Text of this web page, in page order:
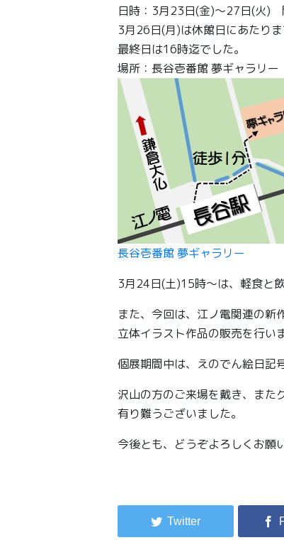
日時：3月23日(金)～27日(火)
3月26日(月)は休館日にあたりま
最終日は16時迄でした。
場所：長谷壱番館 夢ギャラリー
長谷壱番館 夢ギャラリー
3月24日(土)15時～は、軽食と
また、今回は、江ノ電関連の新
立体イラスト作品の販売を行い
個展期間中は、えのでん絵日記
沢山の方のご来場を戴き、また
有り難うございました。
今後とも、どうぞよろしくお願